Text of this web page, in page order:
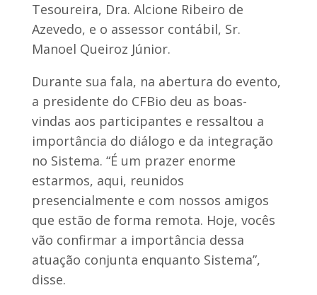
Tesoureira, Dra. Alcione Ribeiro de
Azevedo, e o assessor contábil, Sr.
Manoel Queiroz Júnior.
Durante sua fala, na abertura do evento,
a presidente do CFBio deu as boas-
vindas aos participantes e ressaltou a
importância do diálogo e da integração
no Sistema. “É um prazer enorme
estarmos, aqui, reunidos
presencialmente e com nossos amigos
que estão de forma remota. Hoje, vocês
vão confirmar a importância dessa
atuação conjunta enquanto Sistema”,
disse.